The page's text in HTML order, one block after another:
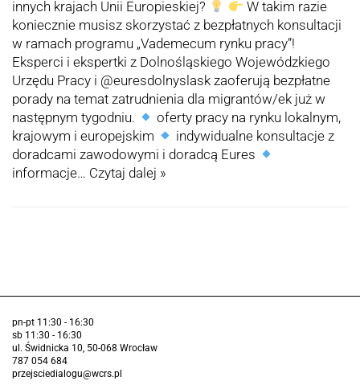
innych krajach Unii Europieskiej?
W takim razie
koniecznie musisz skorzystać z bezpłatnych konsultacji
w ramach programu „Vademecum rynku pracy”!
Eksperci i ekspertki z Dolnośląskiego Wojewódzkiego
Urzędu Pracy i @euresdolnyslask zaoferują bezpłatne
porady na temat zatrudnienia dla migrantów/ek już w
następnym tygodniu.
oferty pracy na rynku lokalnym,
krajowym i europejskim
indywidualne konsultacje z
doradcami zawodowymi i doradcą Eures
informacje… Czytaj dalej »
pn-pt 11:30 - 16:30
sb 11:30 - 16:30
ul. Świdnicka 10, 50-068 Wrocław
787 054 684
przejsciedialogu@wcrs.pl